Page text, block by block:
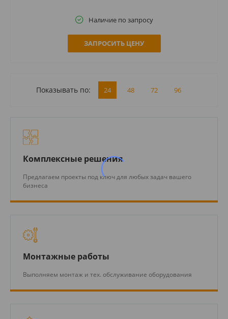
Наличие по запросу
ЗАПРОСИТЬ ЦЕНУ
Показывать по: 24 48 72 96
Комплексные решения
Предлагаем проекты под ключ для любых задач вашего
бизнеса
Монтажные работы
Выполняем монтаж и тех. обслуживание оборудования